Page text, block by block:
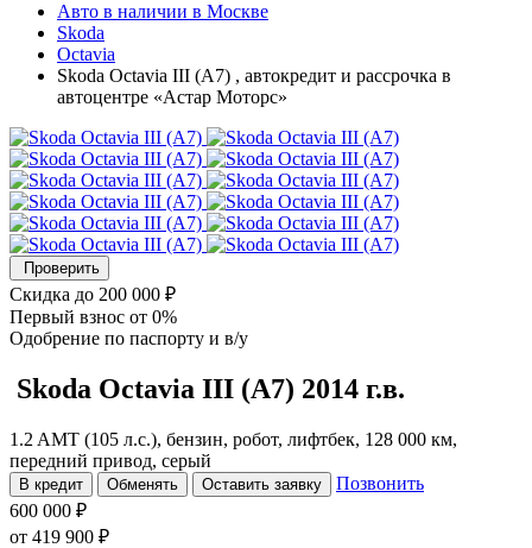
Авто в наличии в Москве
Skoda
Octavia
Skoda Octavia III (A7) , автокредит и рассрочка в
автоцентре «Астар Моторс»
Проверить
Скидка до 200 000 ₽
Первый взнос от 0%
Одобрение по паспорту и в/у
Skoda Octavia III (A7) 2014 г.в.
1.2 AMT (105 л.с.), бензин, робот, лифтбек, 128 000 км,
передний привод, серый
В кредит Обменять Оставить заявку
Позвонить
600 000 ₽
от 419 900 ₽